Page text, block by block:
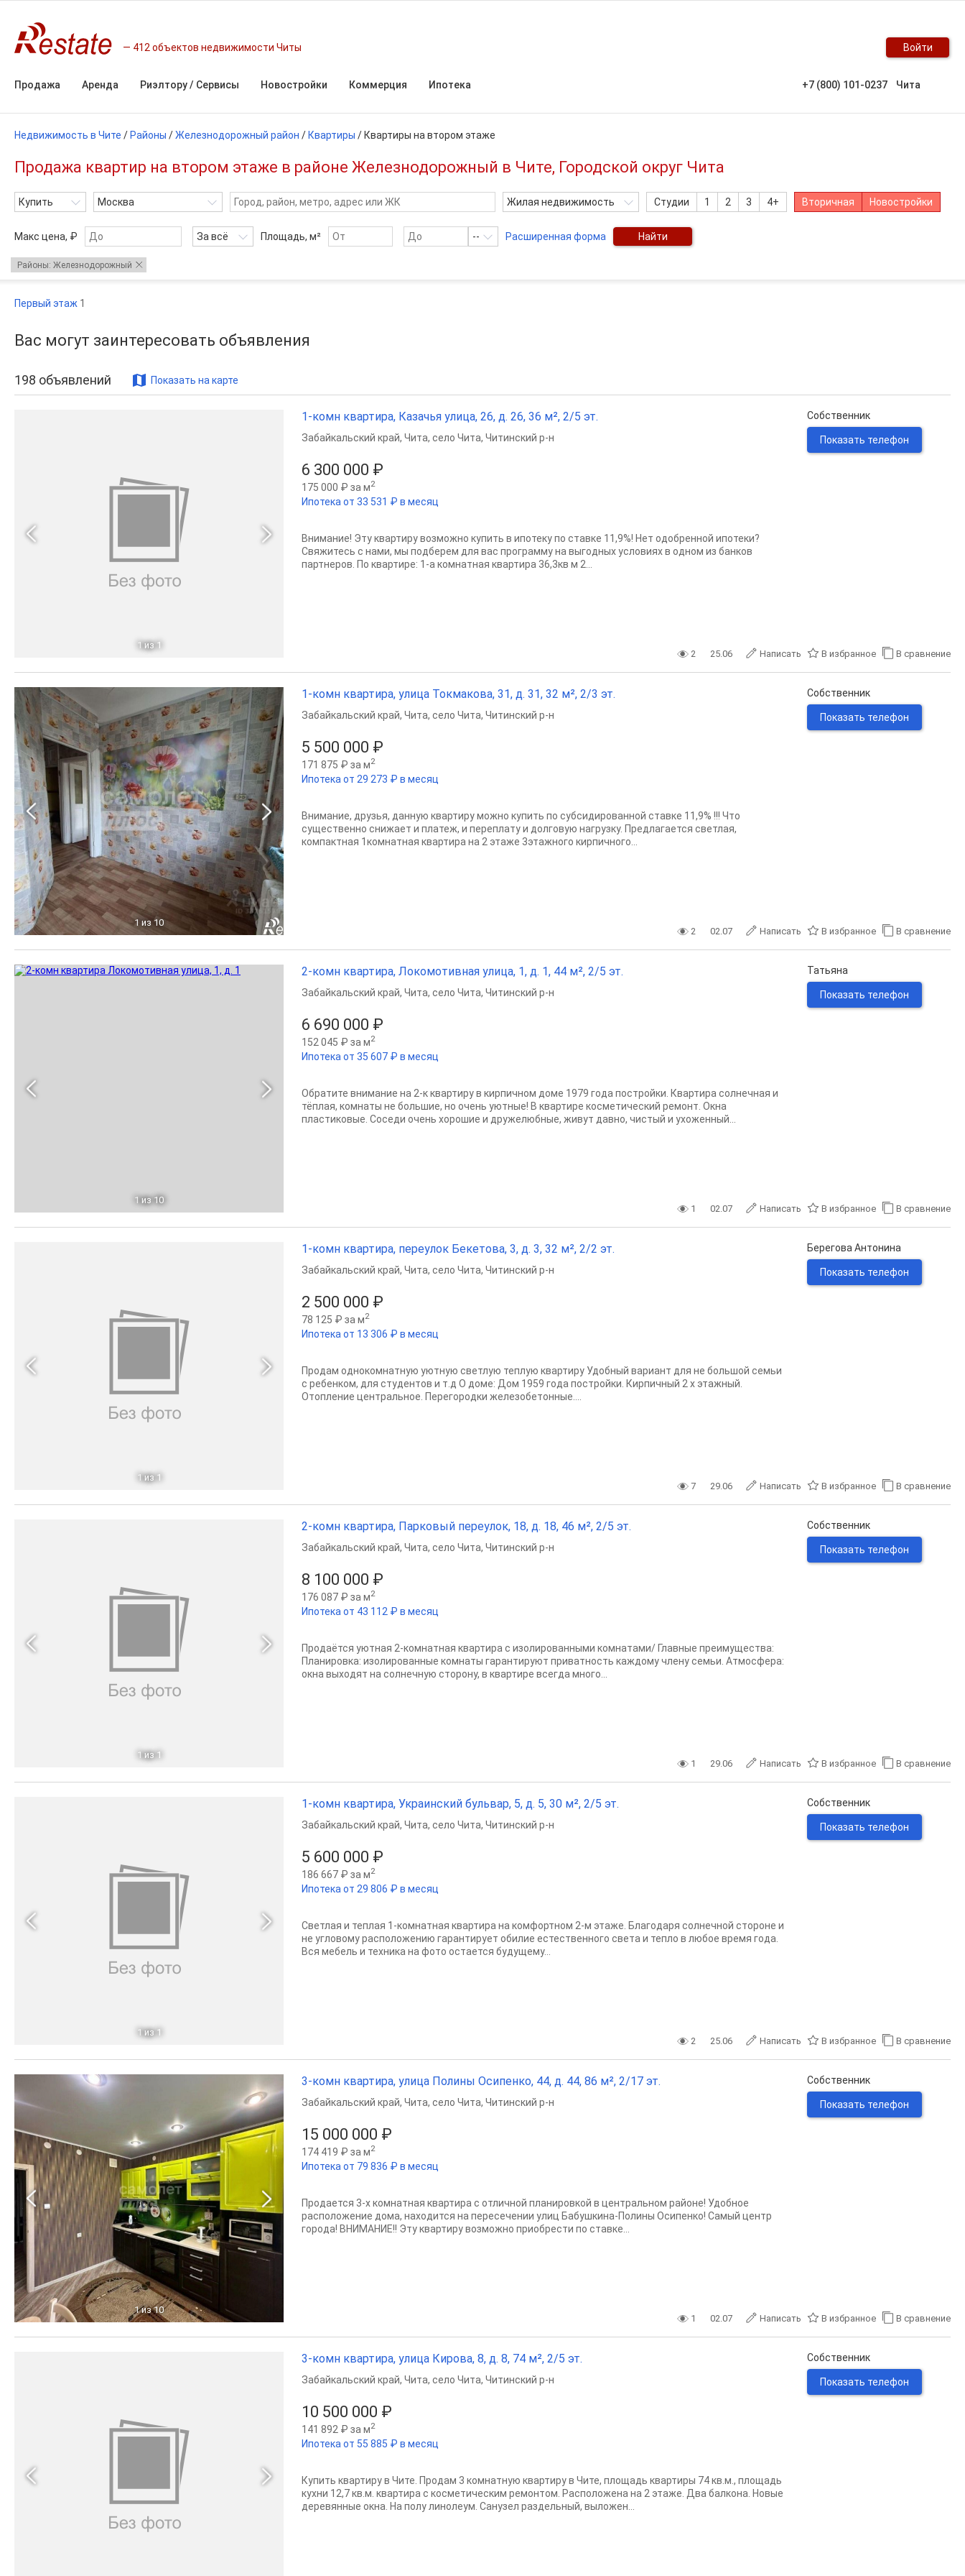
412 объектов недвижимости Читы Войти
Продажа Аренда Риэлтору / Сервисы Новостройки Коммерция Ипотека +7 (800) 101-0237 Чита
Недвижимость в Чите / Районы /Железнодорожный район / Квартиры / Квартиры на втором этаже
Продажа квартир на втором этаже в районе Железнодорожный в Чите, Городской округ Чита
Купить Москва Жилая недвижимость Студии 1 2 3 4+ Вторичная Новостройки
Макс цена, ₽ За всё Площадь, м² -- Расширенная форма Найти
Районы: Железнодорожный
Первый этаж 1
Вас могут заинтересовать объявления
198 объявлений Показать на карте
1 из 1
1-комн квартира, Казачья улица, 26, д. 26, 36 м², 2/5 эт.
6 300 000 ₽
175 000 ₽ за м2
Ипотека от 33 531 ₽ в месяц
Забайкальский край, Чита, село Чита, Читинский р-н
Внимание! Эту квартиру возможно купить в ипотеку по ставке 11,9%! Нет одобренной ипотеки?
Свяжитесь с нами, мы подберем для вас программу на выгодных условиях в одном из банков
партнеров. По квартире: 1-а комнатная квартира 36,3кв м 2...
Собственник
Показать телефон
2 25.06 Написать В избранное В сравнение
1 из 10
1-комн квартира, улица Токмакова, 31, д. 31, 32 м², 2/3 эт.
5 500 000 ₽
171 875 ₽ за м2
Ипотека от 29 273 ₽ в месяц
Забайкальский край, Чита, село Чита, Читинский р-н
Внимание, друзья, данную квартиру можно купить по субсидированной ставке 11,9% !!! Что
существенно снижает и платеж, и переплату и долговую нагрузку. Предлагается светлая,
компактная 1комнатная квартира на 2 этаже 3этажного кирпичного...
Собственник
Показать телефон
2 02.07 Написать В избранное В сравнение
1 из 10
2-комн квартира, Локомотивная улица, 1, д. 1, 44 м², 2/5 эт.
6 690 000 ₽
152 045 ₽ за м2
Ипотека от 35 607 ₽ в месяц
Забайкальский край, Чита, село Чита, Читинский р-н
Обратите внимание на 2-к квартиру в кирпичном доме 1979 года постройки. Квартира солнечная и
тёплая, комнаты не большие, но очень уютные! В квартире косметический ремонт. Окна
пластиковые. Соседи очень хорошие и дружелюбные, живут давно, чистый и ухоженный...
Татьяна
Показать телефон
1 02.07 Написать В избранное В сравнение
1 из 1
1-комн квартира, переулок Бекетова, 3, д. 3, 32 м², 2/2 эт.
2 500 000 ₽
78 125 ₽ за м2
Ипотека от 13 306 ₽ в месяц
Забайкальский край, Чита, село Чита, Читинский р-н
Продам однокомнатную уютную светлую теплую квартиру Удобный вариант для не большой семьи
с ребенком, для студентов и т.д О доме: Дом 1959 года постройки. Кирпичный 2 х этажный.
Отопление центральное. Перегородки железобетонные....
Берегова Антонина
Показать телефон
7 29.06 Написать В избранное В сравнение
1 из 1
2-комн квартира, Парковый переулок, 18, д. 18, 46 м², 2/5 эт.
8 100 000 ₽
176 087 ₽ за м2
Ипотека от 43 112 ₽ в месяц
Забайкальский край, Чита, село Чита, Читинский р-н
Продаётся уютная 2-комнатная квартира с изолированными комнатами/ Главные преимущества:
Планировка: изолированные комнаты гарантируют приватность каждому члену семьи. Атмосфера:
окна выходят на солнечную сторону, в квартире всегда много...
Собственник
Показать телефон
1 29.06 Написать В избранное В сравнение
1 из 1
1-комн квартира, Украинский бульвар, 5, д. 5, 30 м², 2/5 эт.
5 600 000 ₽
186 667 ₽ за м2
Ипотека от 29 806 ₽ в месяц
Забайкальский край, Чита, село Чита, Читинский р-н
Светлая и теплая 1-комнатная квартира на комфортном 2-м этаже. Благодаря солнечной стороне и
не угловому расположению гарантирует обилие естественного света и тепло в любое время года.
Вся мебель и техника на фото остается будущему...
Собственник
Показать телефон
2 25.06 Написать В избранное В сравнение
1 из 10
3-комн квартира, улица Полины Осипенко, 44, д. 44, 86 м², 2/17 эт.
15 000 000 ₽
174 419 ₽ за м2
Ипотека от 79 836 ₽ в месяц
Забайкальский край, Чита, село Чита, Читинский р-н
Продается 3-х комнатная квартира с отличной планировкой в центральном районе! Удобное
расположение дома, находится на пересечении улиц Бабушкина-Полины Осипенко! Самый центр
города! ВНИМАНИЕ!! Эту квартиру возможно приобрести по ставке...
Собственник
Показать телефон
1 02.07 Написать В избранное В сравнение
3-комн квартира, улица Кирова, 8, д. 8, 74 м², 2/5 эт.
10 500 000 ₽
141 892 ₽ за м2
Ипотека от 55 885 ₽ в месяц
Забайкальский край, Чита, село Чита, Читинский р-н
Купить квартиру в Чите. Продам 3 комнатную квартиру в Чите, площадь квартиры 74 кв.м., площадь
кухни 12,7 кв.м. квартира с косметическим ремонтом. Расположена на 2 этаже. Два балкона. Новые
деревянные окна. На полу линолеум. Санузел раздельный, выложен...
Собственник
Показать телефон